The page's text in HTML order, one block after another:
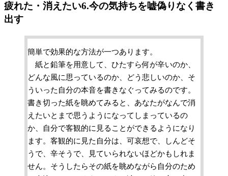
疲れた・消えたい6.今の気持ちを嘘偽りなく書き
出す
簡単で効果的な方法が一つあります。
紙と鉛筆を用意して、ひたすら何が辛いのか、
どんな風に思っているのか、どう悲しいのか、そ
ういった自分の本音を書きなぐってみるのです。
書き切った紙を眺めてみると、あなたがなんで消
えたいとまで思うようになってしまっているの
か、自分で客観的に見ることができるようになり
ます。客観的に見た自分は、可哀想で、しんどそ
うで、辛そうで、見ていられないほどかもしれま
せん。そうしたらその紙を眺めながら自分のため